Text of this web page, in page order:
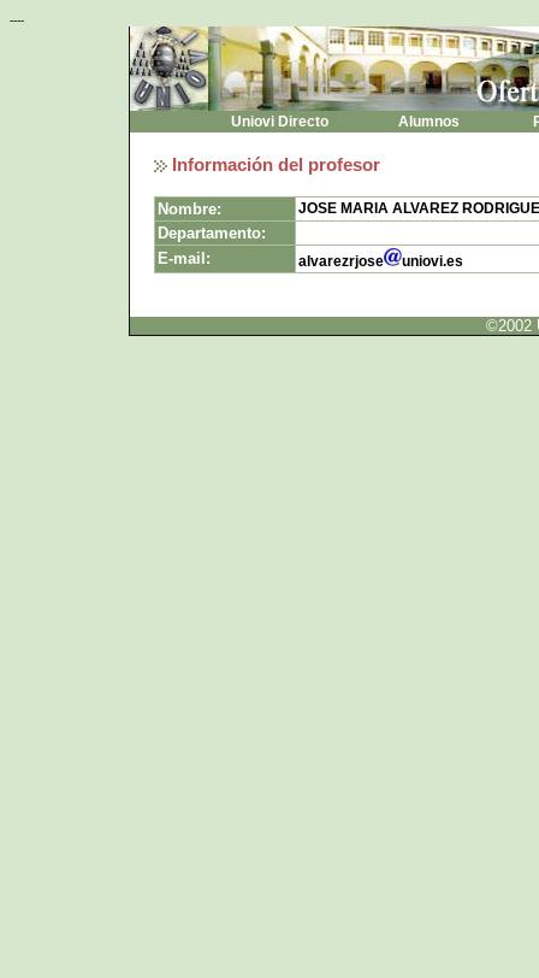
----
Uniovi Directo Alumnos
Información del profesor
Nombre: JOSE MARIA ALVAREZ
Departamento:
E-mail:
alvarezrjose uniovi.es
©2002